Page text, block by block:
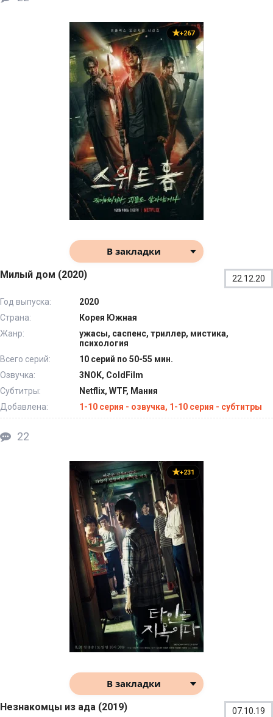
+267
В закладки
Милый дом (2020) 22.12.20
Год выпуска:
2020
Страна:
Корея Южная
Жанр:
ужасы, саспенс, триллер, мистика,
психология
Всего серий:
10 серий по 50-55 мин.
Озвучка:
3NOK, ColdFilm
Субтитры:
Netflix, WTF, Мания
Добавлена:
1-10 серия - озвучка, 1-10 серия - субтитры
22
+231
В закладки
Незнакомцы из ада (2019) 07.10.19